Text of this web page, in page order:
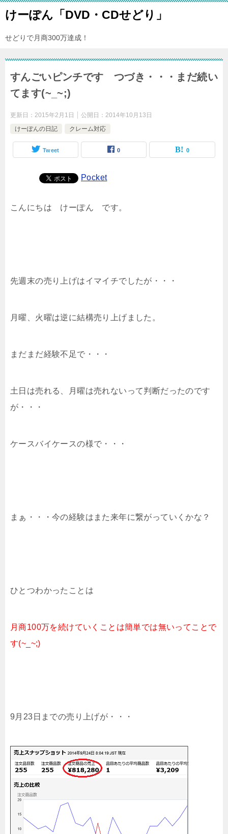
けーぽん「DVD・CDせどり」
せどりで月商300万達成！
すんごいピンチです つづき・・・まだ続い
てます(~_~;)
更新日： 2015年2月1日 公開日： 2014年10月13日
けーぽんの日記
クレーム対応
Tweet 0 0
Pocket
こんにちは けーぽん です。
先週末の売り上げはイマイチでしたが・・・
月曜、火曜は逆に結構売り上げました。
まだまだ経験不足で・・・
土日は売れる、月曜は売れないって判断だったのです
が・・・
ケースバイケースの様で・・・
まぁ・・・今の経験はまた来年に繋がっていくかな？
ひとつわかったことは
月商100万を続けていくことは簡単では無いってことで
す(~_~;)
9月23日までの売り上げが・・・